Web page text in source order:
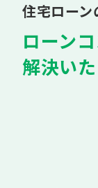
住宅ロー
ローン
解決い